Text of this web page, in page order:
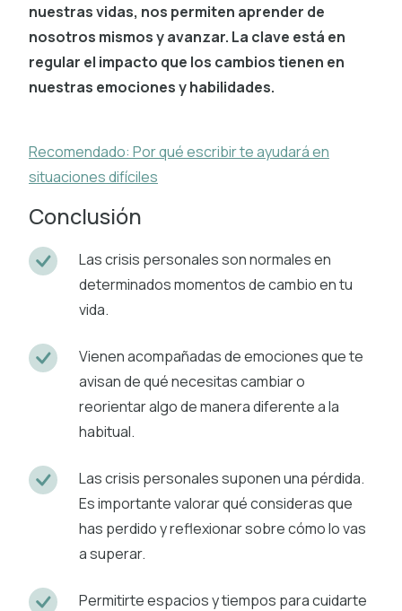
nuestras vidas, nos permiten aprender de
nosotros mismos y avanzar. La clave está en
regular el impacto que los cambios tienen en
nuestras emociones y habilidades.
Recomendado: Por qué escribir te ayudará en
situaciones difíciles
Conclusión
Las crisis personales son normales en
determinados momentos de cambio en tu
vida.
Vienen acompañadas de emociones que te
avisan de qué necesitas cambiar o
reorientar algo de manera diferente a la
habitual.
Las crisis personales suponen una pérdida.
Es importante valorar qué consideras que
has perdido y reflexionar sobre cómo lo vas
a superar.
Permitirte espacios y tiempos para cuidarte